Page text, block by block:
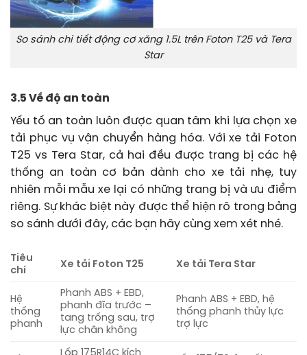
So sánh chi tiết động cơ xăng 1.5L trên Foton T25 và Tera
Star
3.5 Về độ an toàn
Yếu tố an toàn luôn được quan tâm khi lựa chọn xe
tải phục vụ vận chuyển hàng hóa. Với xe tải Foton
T25 vs Tera Star, cả hai đều được trang bị các hệ
thống an toàn cơ bản dành cho xe tải nhẹ, tuy
nhiên mỗi mẫu xe lại có những trang bị và ưu điểm
riêng. Sự khác biệt này được thể hiện rõ trong bảng
so sánh dưới đây, các bạn hãy cùng xem xét nhé.
Tiêu
chí
Xe tải Foton T25 Xe tải Tera Star
Hệ
thống
phanh
Phanh ABS + EBD,
phanh đĩa trước –
tang trống sau, trợ
lực chân không
Phanh ABS + EBD, hệ
thống phanh thủy lực
trợ lực
Lốp 175R14C kích